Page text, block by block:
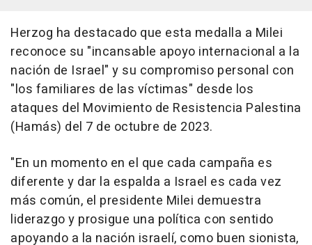
Herzog ha destacado que esta medalla a Milei
reconoce su "incansable apoyo internacional a la
nación de Israel" y su compromiso personal con
"los familiares de las víctimas" desde los
ataques del Movimiento de Resistencia Palestina
(Hamás) del 7 de octubre de 2023.
"En un momento en el que cada campaña es
diferente y dar la espalda a Israel es cada vez
más común, el presidente Milei demuestra
liderazgo y prosigue una política con sentido
apoyando a la nación israelí, como buen sionista,